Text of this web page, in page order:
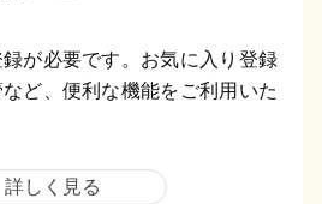
が必要です。お気に入り登録
ど、便利な機能をご利用いた
詳しく見る